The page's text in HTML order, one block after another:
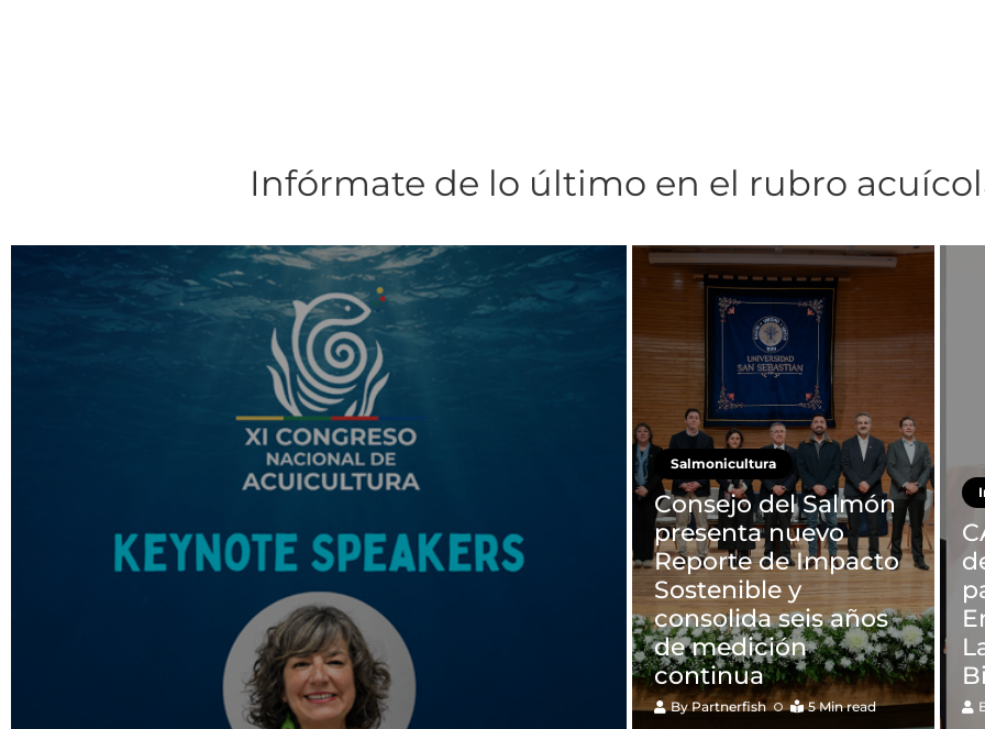
Infórmate de lo último en el rubro
Salmonicultura
Consejo del Salmón
presenta nuevo
Reporte de Impacto
Sostenible y
consolida seis años
de medición
continua
ByPartnerfish 5 Min read